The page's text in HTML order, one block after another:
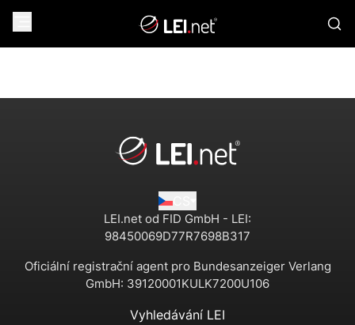
LEI.net od FID GmbH - LEI:
98450069D77R7698B317
Oficiální registrační agent pro Bundesanzeiger Verlang
GmbH: 39120001KULK7200U106
Vyhledávání LEI